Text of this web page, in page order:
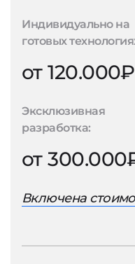
Индивидуально на
готовых
от 120.000₽
Эксклюзивная
разработка:
от
Включена